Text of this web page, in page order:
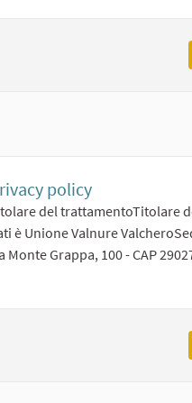
VALNURE VALCHERO
policy
del trattamentoTitolare
è Unione Valnure
Monte Grappa, 100 - CAP